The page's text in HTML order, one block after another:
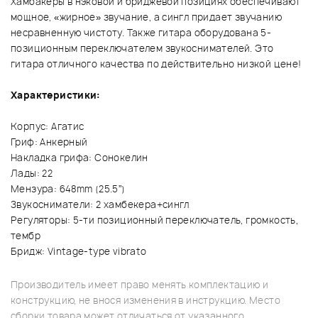
мощное, «жирное» звучание, а сингл придает звучанию
несравненную чистоту. Также гитара оборудована 5-
позиционным переключателем звукоснимателей. Это
гитара отличного качества по действительно низкой цене!
Характеристики:
Корпус: Агатис
Гриф: Анкерный
Накладка грифа: Сонокелин
Лады: 22
Мензура: 648mm (25.5”)
Звукосниматели: 2 хамбекера+сингл
Регуляторы: 5-ти позиционный переключатель, громкость,
тембр
Бридж: Vintage-type vibrato
Производитель имеет право менять комплектацию и
конструкцию, не внося изменения в инструкцию. Место